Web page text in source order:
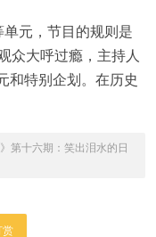
元，节目的规则是
众大呼过瘾，主持人
和特别企划。在历史
第十六期：笑出泪水的日
赏